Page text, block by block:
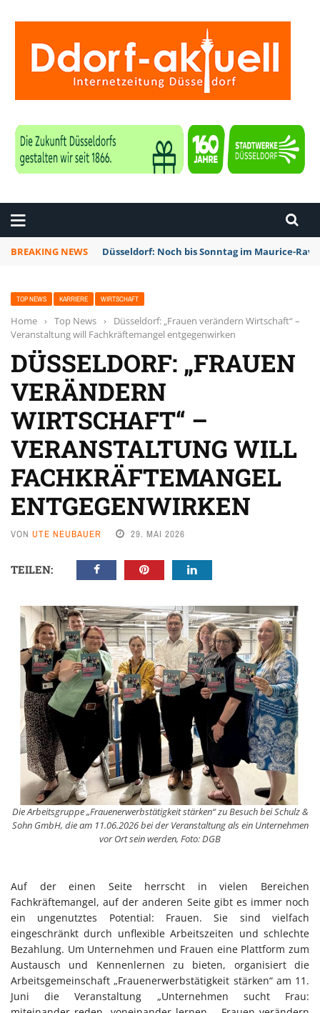
BREAKING NEWS Düsseldorf: Noch bis Sonntag im Maurice-
TOP NEWS KARRIERE WIRTSCHAFT
Home › Top News ›
Düsseldorf: „Frauen verändern Wirtschaft“ –
Veranstaltung will Fachkräftemangel entgegenwirken
DÜSSELDORF: „FRAUEN
VERÄNDERN
WIRTSCHAFT“ –
VERANSTALTUNG WILL
FACHKRÄFTEMANGEL
ENTGEGENWIRKEN
VON UTE NEUBAUER 29. MAI 2026
TEILEN:
Die Arbeitsgruppe „Frauenerwerbstätigkeit stärken“ zu Besuch bei Schulz &
Sohn GmbH, die am 11.06.2026 bei der Veranstaltung als ein Unternehmen
vor Ort sein werden, Foto: DGB
Auf der einen Seite herrscht in vielen Bereichen
Fachkräftemangel, auf der anderen Seite gibt es immer noch
ein ungenutztes Potential: Frauen. Sie sind vielfach
eingeschränkt durch unflexible Arbeitszeiten und schlechte
Bezahlung. Um Unternehmen und Frauen eine Plattform zum
Austausch und Kennenlernen zu bieten, organisiert die
Arbeitsgemeinschaft „Frauenerwerbstätigkeit stärken“ am 11.
Juni die Veranstaltung „Unternehmen sucht Frau: